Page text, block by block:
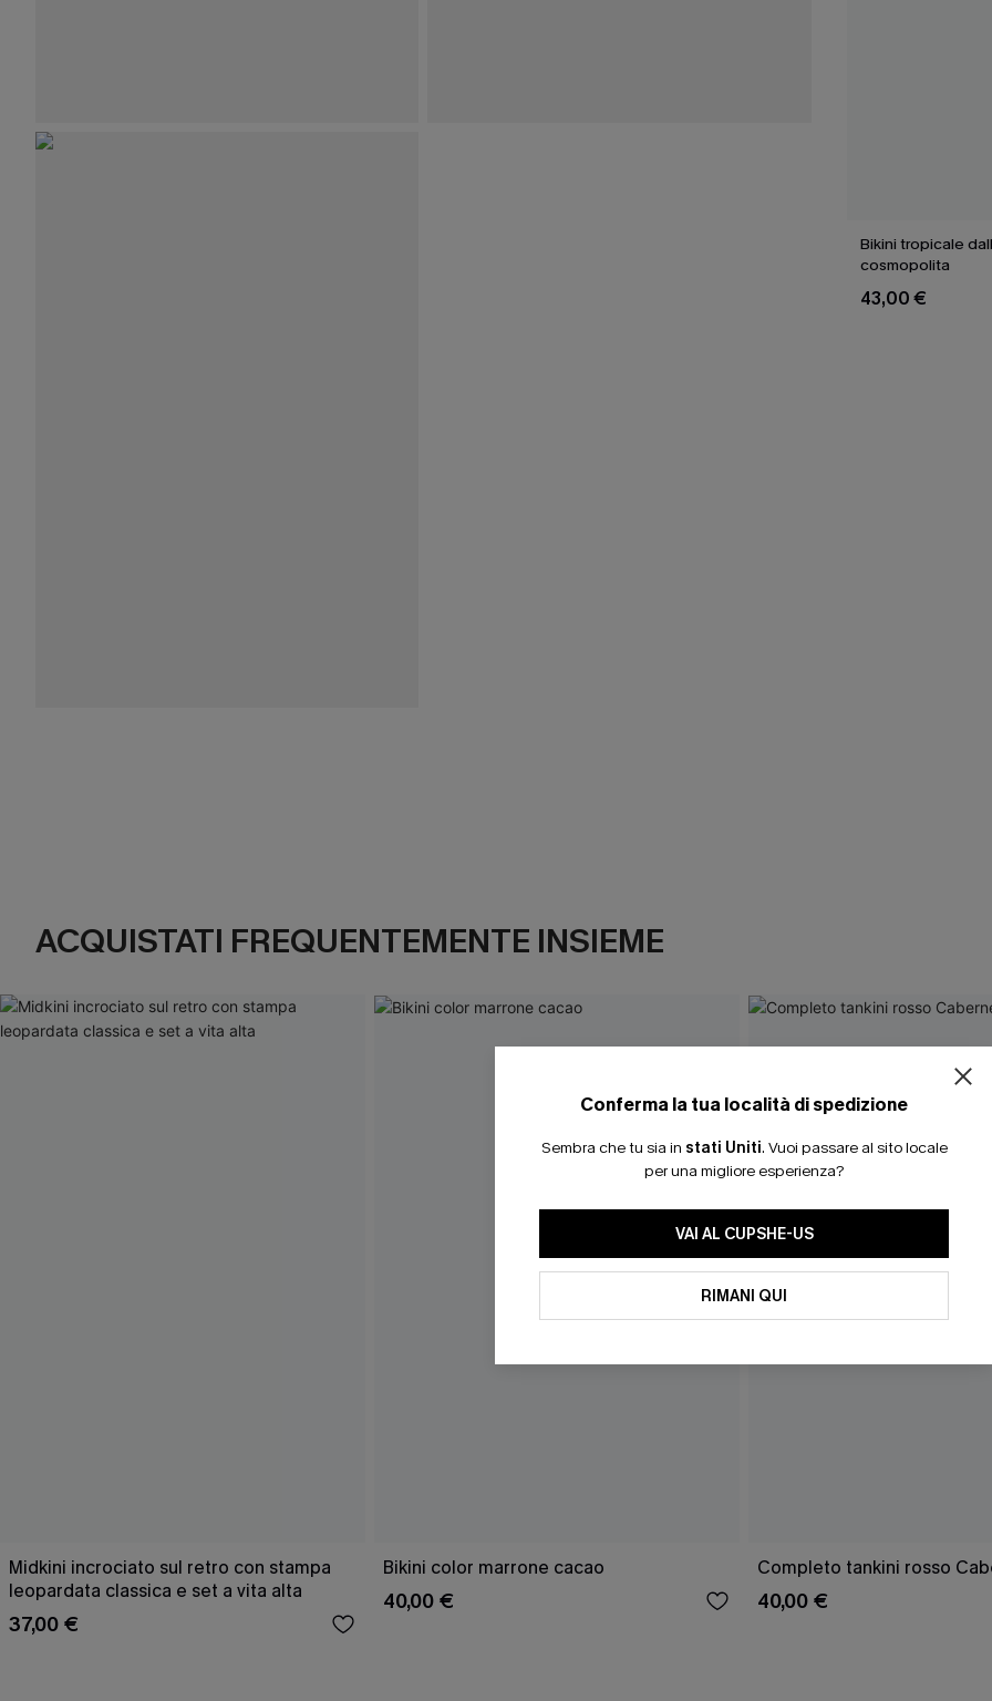
Bikini tropicale
cosmopolita
43,00 €
ACQUISTATI FREQUENTEMENTE INSIEME
Midkini incrociato sul retro con stampa
leopardata classica e set a vita alta
37,00 €
Bikini color marrone cacao
40,00 €
Completo tankini rosso
40,00 €
Conferma la tua località di spedizione
Sembra che tu sia in stati Uniti. Vuoi passare al sito locale
per una migliore esperienza?
VAI AL CUPSHE-US
RIMANI QUI